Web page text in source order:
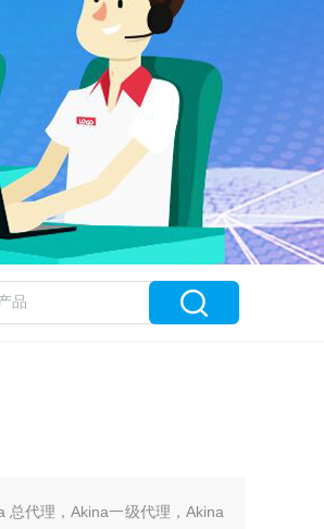
总代理，Akina一级代理，Akina